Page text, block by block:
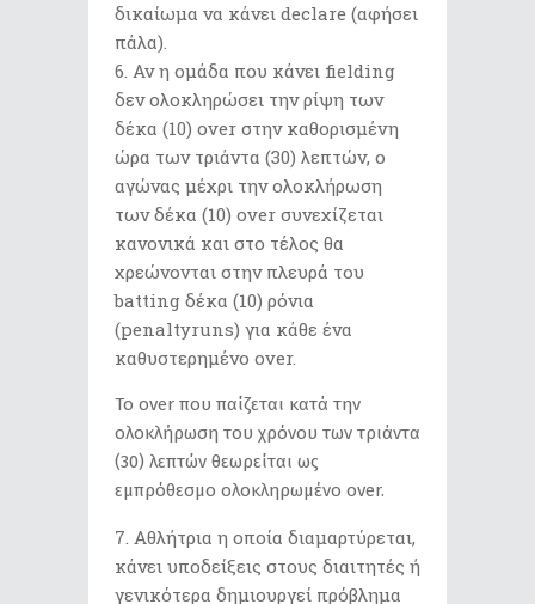
δικαίωμα να κάνει declare (αφήσει
πάλα).
Αν η ομάδα που κάνει fielding
δεν ολοκληρώσει την ρίψη των
δέκα (10) over στην καθορισμένη
ώρα των τριάντα (30) λεπτών, ο
αγώνας μέχρι την ολοκλήρωση
των δέκα (10) over συνεχίζεται
κανονικά και στο τέλος θα
χρεώνονται στην πλευρά του
batting δέκα (10) ρόνια
(penaltyruns) για κάθε ένα
καθυστερημένο over.
Το over που παίζεται κατά την
ολοκλήρωση του χρόνου των τριάντα
(30) λεπτών θεωρείται ως
εμπρόθεσμο ολοκληρωμένο over.
Αθλήτρια η οποία διαμαρτύρεται,
κάνει υποδείξεις στους διαιτητές ή
γενικότερα δημιουργεί πρόβλημα